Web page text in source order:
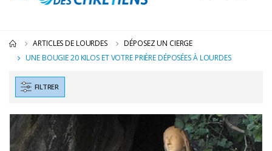
ARTICLES DE LOURDES
DÉPOSEZ UN CIERGE
UNE BOUGIE 20 KILOS ET VOTRE PRIÈRE DÉPOSÉES À LOURDES
FILTRER